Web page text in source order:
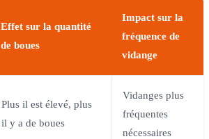
Effet sur la quantité
de boues
Impact sur la
fréquence de
vidange
Plus il est élevé, plus
il y a de boues
Vidanges plus
fréquentes
nécessaires